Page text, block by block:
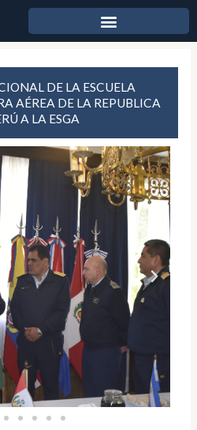
DE LA ESCUELA
AÉREA DE LA REPUBLICA
A LA ESGA